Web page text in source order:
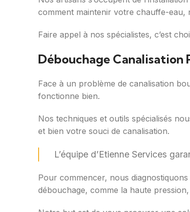
comment maintenir votre chauffe-eau,
Faire appel à nos spécialistes, c’est
Débouchage Canalisation
Face à un problème de canalisation
fonctionne bien.
Nos techniques et outils spécialisés
et bien votre souci de canalisation.
L’équipe d’Etienne Services
Pour commencer, nous
débouchage, comme la haute